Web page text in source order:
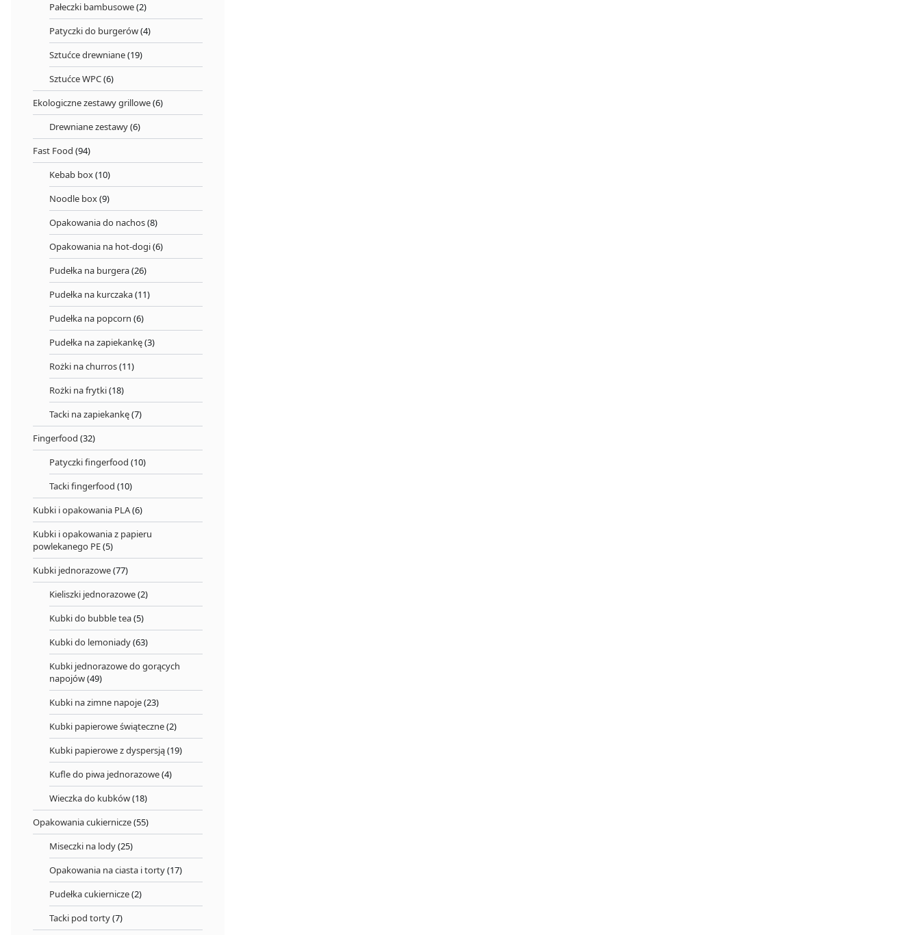
Pałeczki bambusowe(2)
Patyczki do burgerów(4)
Sztućce drewniane(19)
Sztućce WPC(6)
Ekologiczne zestawy grillowe(6)
Drewniane zestawy(6)
Fast Food (94)
Kebab box(10)
Noodle box(9)
Opakowania do nachos(8)
Opakowania na hot-dogi(6)
Pudełka na burgera(26)
Pudełka na kurczaka(11)
Pudełka na popcorn (6)
Pudełka na zapiekankę(3)
Rożki na churros(11)
Rożki na frytki(18)
Tacki na zapiekankę(7)
Fingerfood (32)
Patyczki fingerfood (10)
Tacki fingerfood (10)
Kubki i opakowania PLA(6)
Kubki i opakowania z papieru
powlekanego PE(5)
Kubki jednorazowe(77)
Kieliszki jednorazowe(2)
Kubki do bubble tea(5)
Kubki do lemoniady(63)
Kubki jednorazowe do gorących
napojów(49)
Kubki na zimne napoje(23)
Kubki papierowe świąteczne(2)
Kubki papierowe z dyspersją(19)
Kufle do piwa jednorazowe(4)
Wieczka do kubków(18)
Opakowania cukiernicze(55)
Miseczki na lody(25)
Opakowania na ciasta i torty(17)
Pudełka cukiernicze(2)
Tacki pod torty(7)